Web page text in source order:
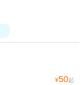
¥50起